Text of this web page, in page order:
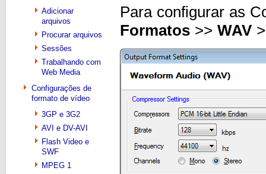
Adicionar
arquivos
Procurar arquivos
Sessões
Trabalhando com
Web Media
Configurações de
formato de vídeo
3GP e 3G2
AVI e DV-AVI
Flash Video e
SWF
MPEG 1
Para configurar as
Formatos >> WAV